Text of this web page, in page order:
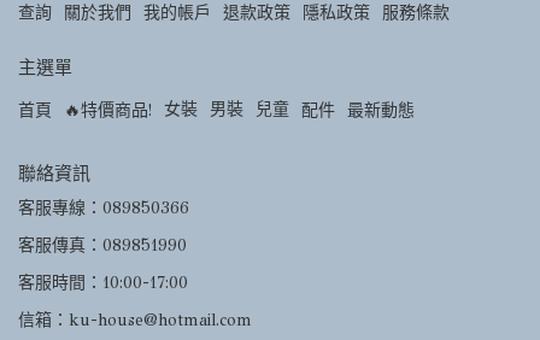
查詢 關於我們 我的帳戶 退款政策 隱私政策 服務條款
主選單
首頁 🔥特價商品! 女裝 男裝 兒童 配件 最新動態
聯絡資訊
客服專線：089850366
客服傳真：089851990
客服時間：10:00-17:00
信箱：ku-house@hotmail.com